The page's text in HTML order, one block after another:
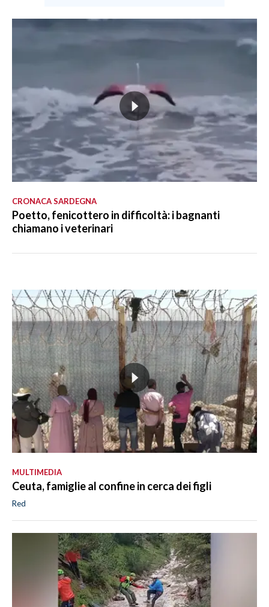
CRONACA SARDEGNA
Poetto, fenicottero in difficoltà: i bagnanti
chiamano i veterinari
MULTIMEDIA
Ceuta, famiglie al confine in cerca dei figli
Red